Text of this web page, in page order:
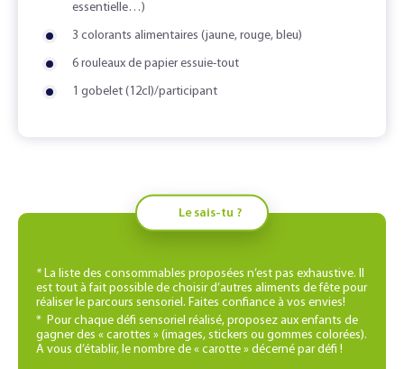
essentielle…)
3 colorants alimentaires (jaune, rouge, bleu)
6 rouleaux de papier essuie-tout
1 gobelet (12cl)/participant
Le sais-tu ?
* La liste des consommables proposées n’est pas exhaustive. Il
est tout à fait possible de choisir d’autres aliments de fête pour
réaliser le parcours sensoriel. Faites confiance à vos envies!
* Pour chaque défi sensoriel réalisé, proposez aux enfants de
gagner des « carottes » (images, stickers ou gommes colorées).
A vous d’établir, le nombre de « carotte » décerné par défi !